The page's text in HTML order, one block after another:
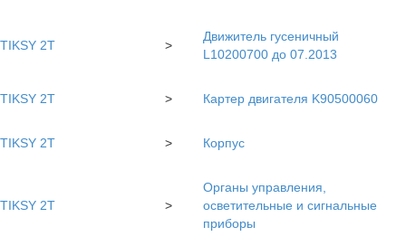
TIKSY 2T >
Движитель гусеничный
L10200700 до 07.2013
TIKSY 2T > Картер двигателя K90500060
TIKSY 2T > Корпус
TIKSY 2T >
Органы управления,
осветительные и сигнальные
приборы